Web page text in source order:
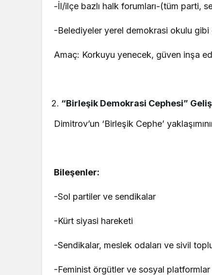
-İl/ilçe bazlı halk forumları-(tüm parti,
-Belediyeler yerel demokrasi okulu gibi
Amaç: Korkuyu yenecek, güven inşa
“Birleşik Demokrasi Cephesi”
Dimitrov’un ‘Birleşik Cephe’
Bileşenler:
-Sol partiler ve sendikalar
-Kürt siyasi hareketi
-Sendikalar, meslek odaları ve sivil
-Feminist örgütler ve sosyal platformlar